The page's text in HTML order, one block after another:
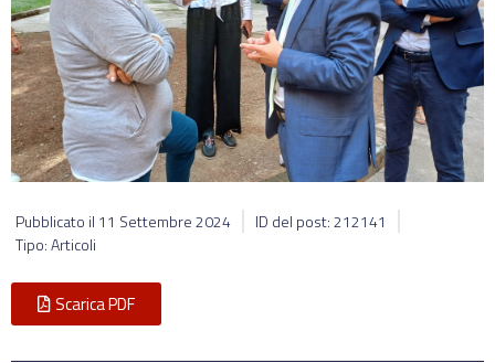
Pubblicato il 11 Settembre 2024
ID del post: 212141
Tipo: Articoli
Scarica PDF